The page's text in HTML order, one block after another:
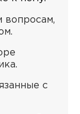
вопросам,
с